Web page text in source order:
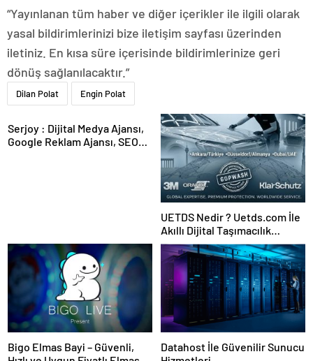
“Yayınlanan tüm haber ve diğer içerikler ile ilgili olarak
yasal bildirimlerinizi bize iletişim sayfası üzerinden
iletiniz. En kısa süre içerisinde bildirimlerinize geri
dönüş sağlanılacaktır.”
Dilan Polat Engin Polat
Serjoy : Dijital Medya Ajansı,
Google Reklam Ajansı, SEO
UETDS Nedir ? Uetds.com İle
Akıllı Dijital Taşımacılık
Yazılımı
Bigo Elmas Bayi – Güvenli,
Datahost İle Güvenilir Sunucu